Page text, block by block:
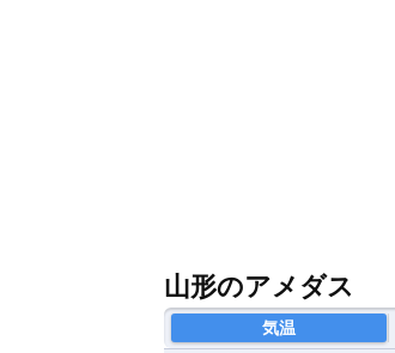
山形のアメダス
気温